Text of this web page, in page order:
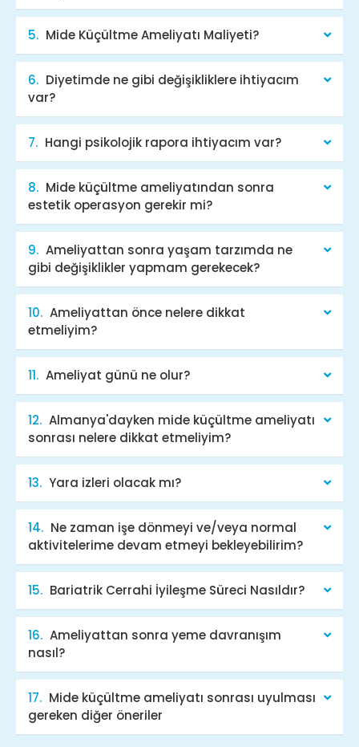
Mide Küçültme Ameliyatı Maliyeti?
Diyetimde ne gibi değişikliklere ihtiyacım
var?
Hangi psikolojik rapora ihtiyacım var?
Mide küçültme ameliyatından sonra
estetik operasyon gerekir mi?
Ameliyattan sonra yaşam tarzımda ne
gibi değişiklikler yapmam gerekecek?
Ameliyattan önce nelere dikkat
etmeliyim?
Ameliyat günü ne olur?
Almanya'dayken mide küçültme ameliyatı
sonrası nelere dikkat etmeliyim?
Yara izleri olacak mı?
Ne zaman işe dönmeyi ve/veya normal
aktivitelerime devam etmeyi bekleyebilirim?
Bariatrik Cerrahi İyileşme Süreci Nasıldır?
Ameliyattan sonra yeme davranışım
nasıl?
Mide küçültme ameliyatı sonrası uyulması
gereken diğer öneriler